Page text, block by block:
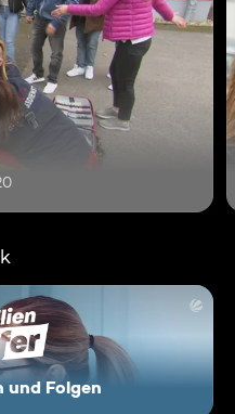
Folgen